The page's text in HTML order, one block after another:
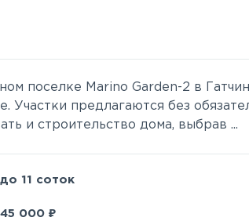
поселке Marino Garden-2 в
Участки предлагаются без
и строительство дома, выбрав ...
11 соток
000 ₽